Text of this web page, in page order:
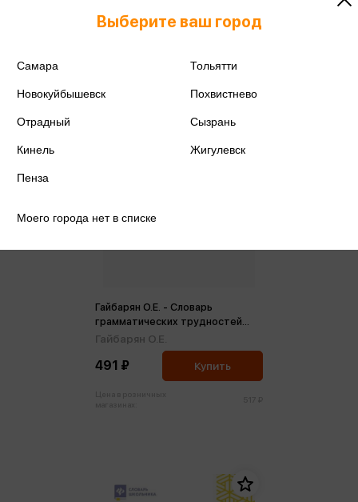
Гайбарян О.Е. - Словарь
грамматических трудностей
русского языка 5-11 классы
Гайбарян О.Е.
491 ₽ Купить
Выберите ваш город
Самара Тольятти
Новокуйбышевск Похвистнево
Отрадный Сызрань
Кинель Жигулевск
Пенза
Моего города нет в списке